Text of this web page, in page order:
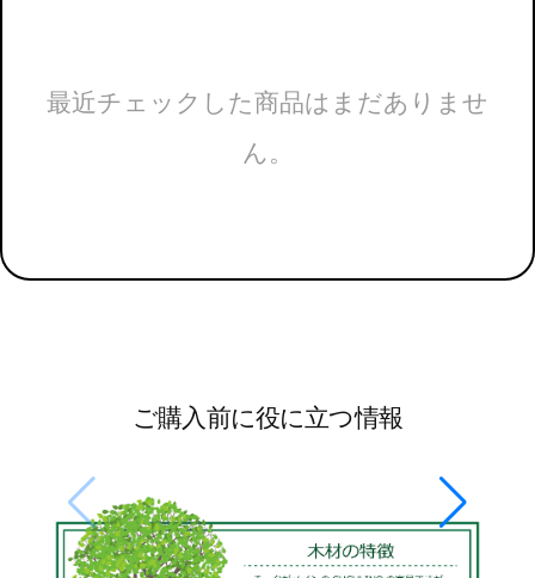
最近チェックした商品はまだありませ
ん。
ご購入前に役に立つ情報